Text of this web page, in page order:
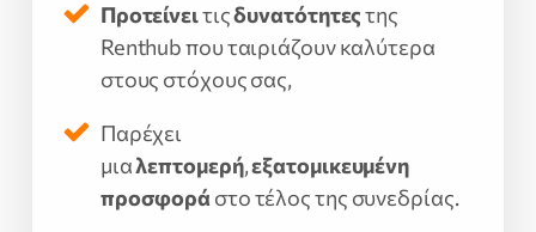
Προτείνειτιςδυνατότητεςτης
Renthub που ταιριάζουν καλύτερα
στους στόχους σας,
Παρέχει
μιαλεπτομερή,εξατομικευμένη
προσφορά στο τέλος της συνεδρίας.